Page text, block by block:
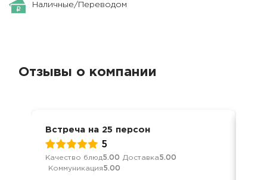
Наличные/Переводом
Отзывы о компании
Встреча на 25 персон
5
Качество блюд5.00 Доставка5.00
Коммуникация5.00